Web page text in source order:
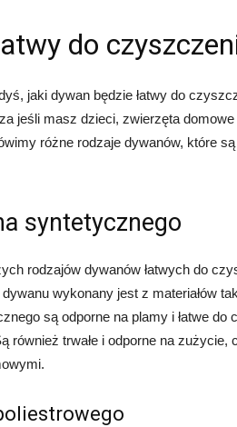
do
jaki dywan będzie łatwy do
jeśli masz dzieci, zwierzęta
różne rodzaje dywanów, które
syntetycznego
rodzajów dywanów łatwych do
wykonany jest z materiałów
są odporne na plamy i łatwe
również trwałe i odporne na zużycie,